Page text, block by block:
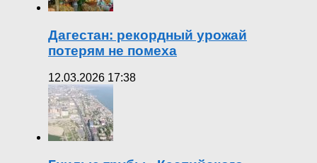
Дагестан: рекордный урожай
потерям не помеха
12.03.2026 17:38